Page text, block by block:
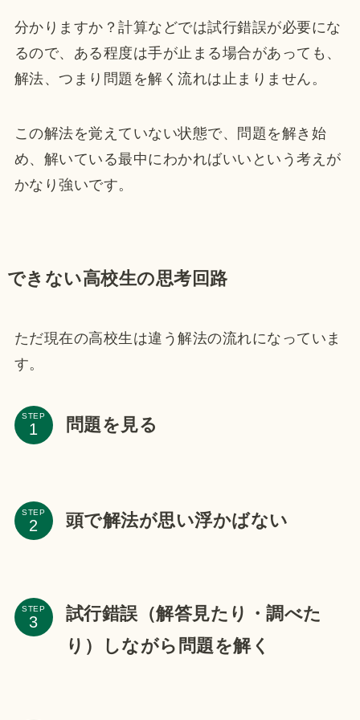
分かりますか？計算などでは試行錯誤が必要にな
るので、ある程度は手が止まる場合があっても、
解法、つまり問題を解く流れは止まりません。
この解法を覚えていない状態で、問題を解き始
め、解いている最中にわかればいいという考えが
かなり強いです。
できない高校生の思考回路
ただ現在の高校生は違う解法の流れになっていま
す。
STEP 問題を見る
STEP 頭で解法が思い浮かばない
STEP
試行錯誤（解答見たり・調べた
り）しながら問題を解く